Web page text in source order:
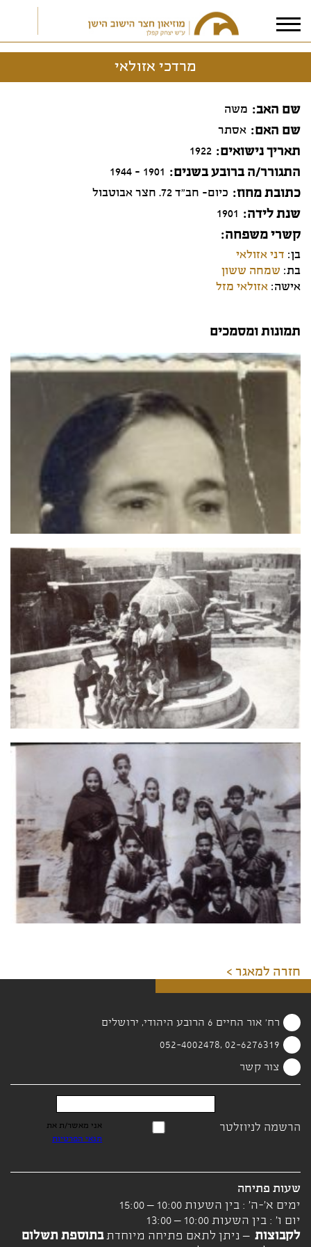
אני מאשר/ת אתתנאי הפרטיות
מרדכי אזולאי
שם האב משה
שם האם אסתר
תאריך נישואים 1922
התגורר/ה ברובע בשנים 1901 - 1944
כתובת מחוז כיום- חב"ד 72. חצר אבוטבול
שנת לידה 1901
קשרי משפחה
בן: דני אזולאי
בת: שמחה ששון
אישה: אזולאי מזל
תמונות ומסמכים
חזרה למאגר >
רח' אור החיים 6 הרובע היהודי, ירושלים
02-6276319 ,052-4002478
צור קשר
הרשמה לניוזלטר
אני מאשר/ת את
תנאי הפרטיות
שעות פתיחה
ימים א'-ה' : בין השעות 10:00 – 15:00
יום ו' : בין השעות 10:00 – 13:00
לקבוצות – ניתן לתאם פתיחה מיוחדתבתוספת תשלום